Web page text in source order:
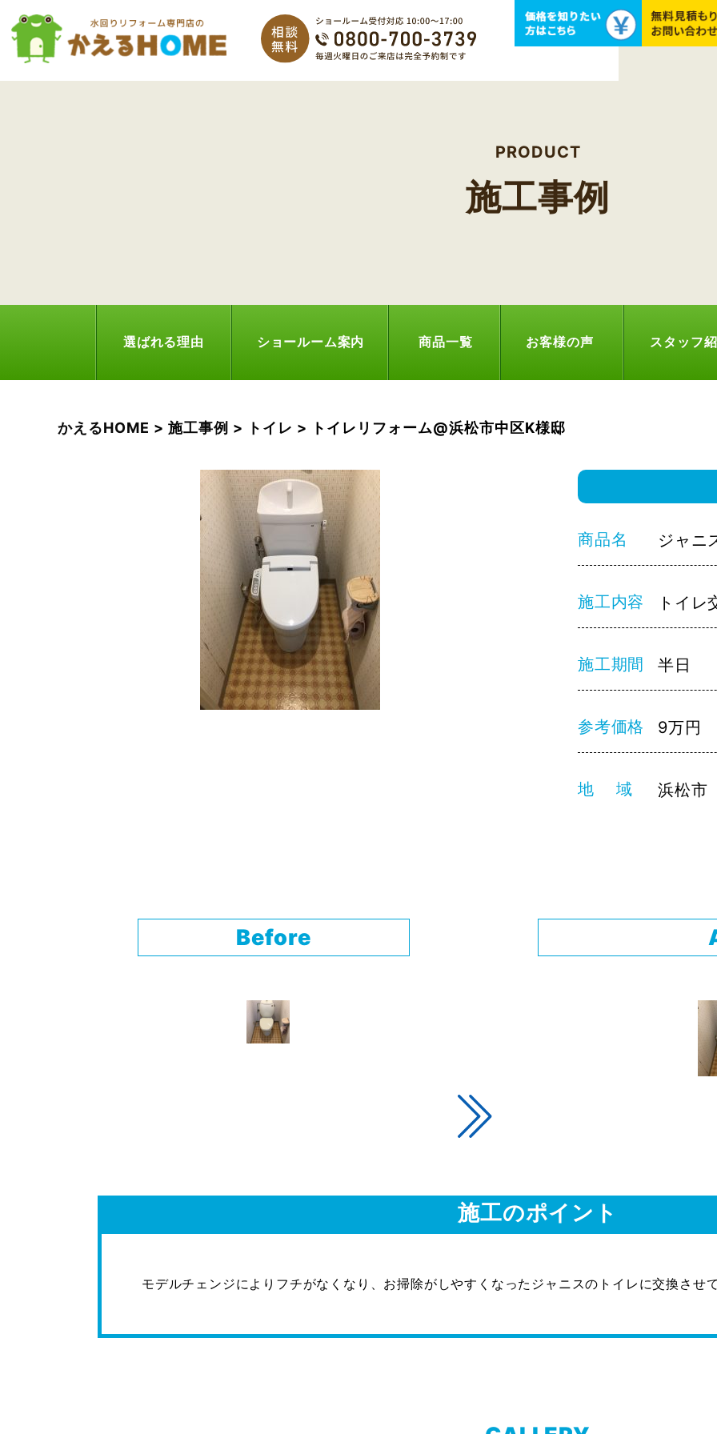
PRODUCT
施工事例
選ばれる理由 ショールーム案内 商品一覧 お客様の声 スタッフ
かえるHOME > 施工事例 > トイレ > トイレリフォーム@浜松市中区K様邸
商品名 ジャニ
施工内容 トイレ
施工期間 半日
参考価格 9万円
地 域 浜松市
Before
施工のポイント
モデルチェンジによりフチがなくなり、お掃除がしやすくなったジャニスのトイレに交換させ